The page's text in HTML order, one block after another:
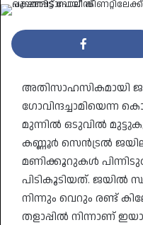
അതിസാഹസികമായി
ഗോവിന്ദച്ചാമിയെന്ന
മുന്നിൽ ഒടുവിൽ
കണ്ണൂർ സെൻട്രൽ
മണിക്കൂറുകൾ
പിടികൂടിയത്. ജയിൽ
നിന്നും വെറും രണ്ട്
തളാപ്പിൽ നിന്നാണ്